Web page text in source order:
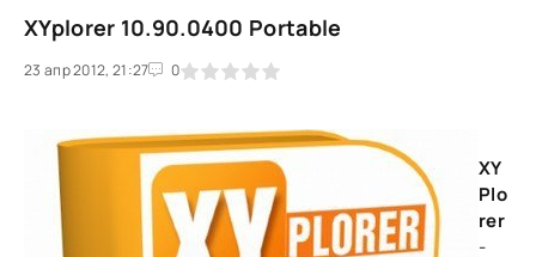
XYplorer 10.90.0400 Portable
23 апр 2012, 21:27 0
1 2 3 4 5
XY
Plo
rer
-